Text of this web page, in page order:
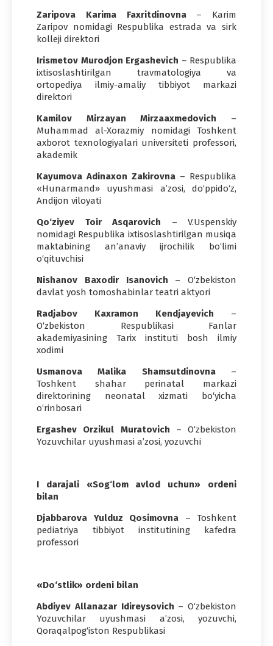
Zaripova Karima Faxritdinovna– Karim
Zaripov nomidagi Respublika estrada va sirk
kolleji direktori
Irismetov Murodjon Ergashevich – Respublika
ixtisoslashtirilgan travmatologiya va
ortopediya ilmiy-amaliy tibbiyot markazi
direktori
Kamilov Mirzayan Mirzaaxmedovich –
Muhammad al-Xorazmiy nomidagi Toshkent
axborot texnologiyalari universiteti professori,
akademik
Kayumova Adinaxon Zakirovna – Respublika
«Hunarmand» uyushmasi a’zosi, do‘ppido‘z,
Andijon viloyati
Qo‘ziyev Toir Asqarovich – V.Uspenskiy
nomidagi Respublika ixtisoslashtirilgan musiqa
maktabining an’anaviy ijrochilik bo‘limi
o‘qituvchisi
Nishanov Baxodir Isanovich – O‘zbekiston
davlat yosh tomoshabinlar teatri aktyori
Radjabov Kaxramon Kendjayevich –
O‘zbekiston Respublikasi Fanlar
akademiyasining Tarix instituti bosh ilmiy
xodimi
Usmanova Malika Shamsutdinovna–
Toshkent shahar perinatal markazi
direktorining neonatal xizmati bo‘yicha
o‘rinbosari
Ergashev Orzikul Muratovich – O‘zbekiston
Yozuvchilar uyushmasi a’zosi, yozuvchi
I darajali «Sog‘lom avlod uchun» ordeni
bilan
Djabbarova Yulduz Qosimovna – Toshkent
pediatriya tibbiyot institutining kafedra
professori
«Do‘stlik» ordeni bilan
Abdiyev Allanazar Idireysovich – O‘zbekiston
Yozuvchilar uyushmasi a’zosi, yozuvchi,
Qoraqalpog‘iston Respublikasi